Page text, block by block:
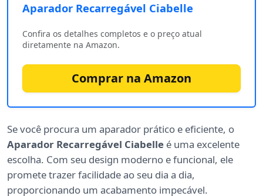
Aparador Recarregável Ciabelle ‎
Confira os detalhes completos e o preço atual
diretamente na Amazon.
Comprar na Amazon
Se você procura um aparador prático e eficiente, o
Aparador Recarregável Ciabelle é uma excelente
escolha. Com seu design moderno e funcional, ele
promete trazer facilidade ao seu dia a dia,
proporcionando um acabamento impecável.